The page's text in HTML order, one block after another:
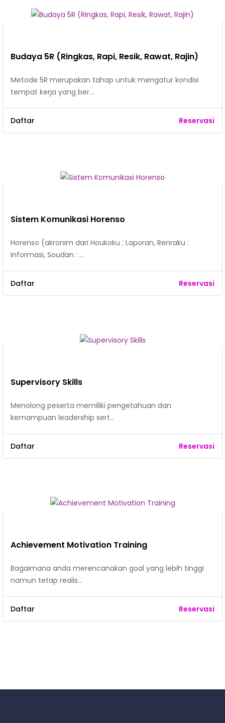
Budaya 5R (Ringkas, Rapi, Resik, Rawat, Rajin)
Metode 5R merupakan tahap untuk mengatur kondisi
tempat kerja yang ber…
Daftar Reservasi
Sistem Komunikasi Horenso
Horenso (akronim dari Houkoku : Laporan, Renraku :
Informasi, Soudan : …
Daftar Reservasi
Supervisory Skills
Menolong peserta memiliki pengetahuan dan
kemampuan leadership sert…
Daftar Reservasi
Achievement Motivation Training
Bagaimana anda merencanakan goal yang lebih tinggi
namun tetap realis…
Daftar Reservasi